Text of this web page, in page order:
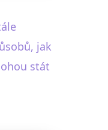
jak
stát